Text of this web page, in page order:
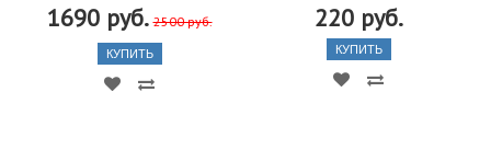
1690 руб. 2500 руб.
КУПИТЬ
220 руб.
КУПИТЬ